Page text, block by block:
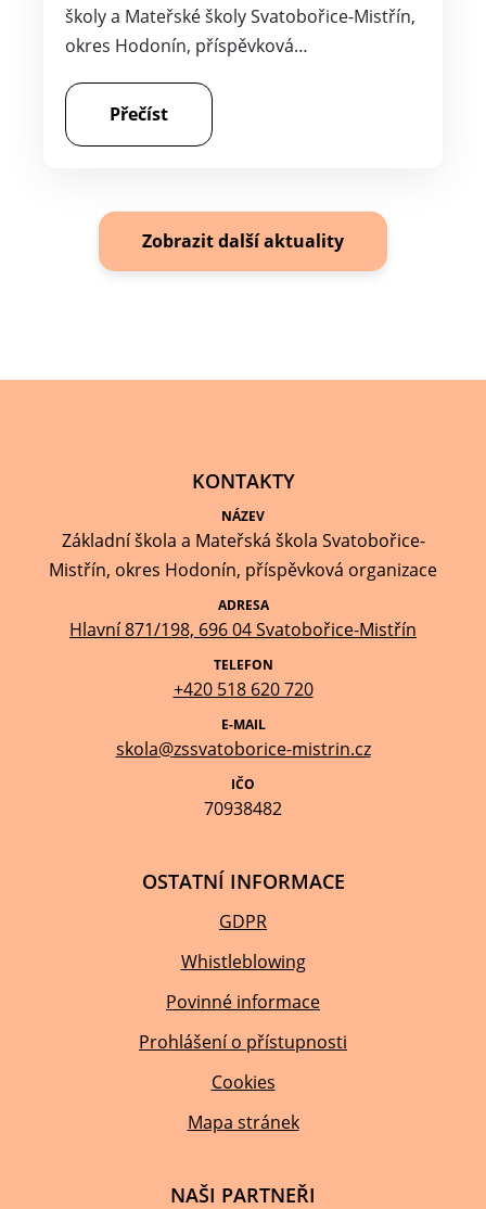
školy a Mateřské školy Svatobořice-Mistřín,
okres Hodonín, příspěvková…
Přečíst
Zobrazit další aktuality
KONTAKTY
NÁZEV
Základní škola a Mateřská škola Svatobořice-
Mistřín, okres Hodonín, příspěvková organizace
ADRESA
Hlavní 871/198, 696 04 Svatobořice-Mistřín
TELEFON
+420 518 620 720
E-MAIL
skola@zssvatoborice-mistrin.cz
IČO
70938482
OSTATNÍ INFORMACE
GDPR
Whistleblowing
Povinné informace
Prohlášení o přístupnosti
Cookies
Mapa stránek
NAŠI PARTNEŘI